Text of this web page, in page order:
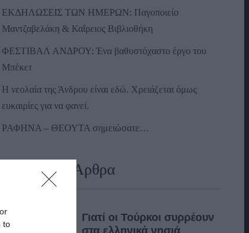
to
ΕΚΔΗΛΩΣΕΙΣ ΤΩΝ ΗΜΕΡΩΝ: Παγοποιείο
Μαντζαβελάκη & Καΐρειος Βιβλιοθήκη
ΦΕΣΤΙΒΑΛ ΑΝΔΡΟΥ: Ένα βαθυστόχαστο έργο του
Μπέκετ
Η νεολαία της Άνδρου είναι εδώ. Χρειάζεται όμως
ευκαιρίες για να φανεί.
ΡΑΦΗΝΑ – ΘΕΟΥΤΑ σημειώσατε…
Πρόσφατα Άρθρα
Γιατί οι Τούρκοι συρρέουν